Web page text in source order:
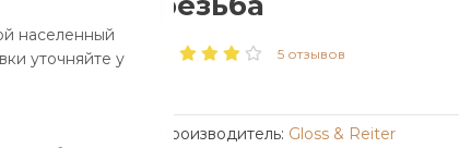
населенный
уточняйте у
5 отзывов
Производитель: Gloss & Reiter